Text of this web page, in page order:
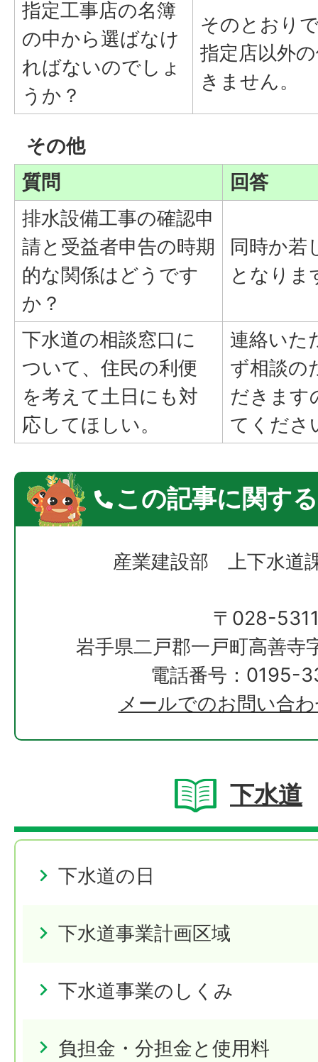
指定工事店の名簿
の中から選ばなけ
ればないのでしょ
うか？
そのとおり
指定店以外
きません。
その他
質問
回答
排水設備工事の確認申
請と受益者申告の時期
的な関係はどうです
か？
同時か若
となりま
下水道の相談窓口に
ついて、住民の利便
を考えて土日にも対
応してほしい。
連絡いた
ず相談の
だきます
てくださ
この記事に関す
産業建設部 上下水道
〒028-
岩手県二戸郡一戸町高善寺
電話番号：0195-
メールでのお問い合
下水道
下水道の日
下水道事業計画区域
下水道事業のしくみ
負担金・分担金と使用料